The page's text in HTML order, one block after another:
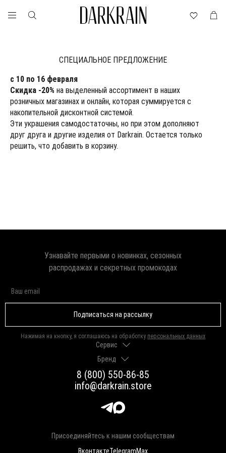
СПЕЦИАЛЬНОЕ ПРЕДЛОЖЕНИЕ
с 10 по 16 февраля
Скидка -20% на выделенный ассортимент в наших
розничных магазинах и онлайн, которая суммируется с
накопительной дисконтной системой.
Эти украшения самодостаточны, но при этом дополняют
друг друга и другие изделия от Darkrain. Остается только
решить, что добавить в корзину.
8 (800) 550-86-85
info@darkrain.store
Присоединяйтесь к нашим сообществам
ВконтактеTelegramMax
Сервис
Доставка и оплата
Гарантии и возврат
Как выбрать размер
Уход за украшениями
Яндекс Пэй
Долями
Бренд
О нас
Программа лояльности
Магазины
Узнавайте первыми о новинках, сезонных
распродажах и секретных промокодах
Подписаться на рассылку
Нажимая на кнопку, я соглашаюсь на обработку персональных данных